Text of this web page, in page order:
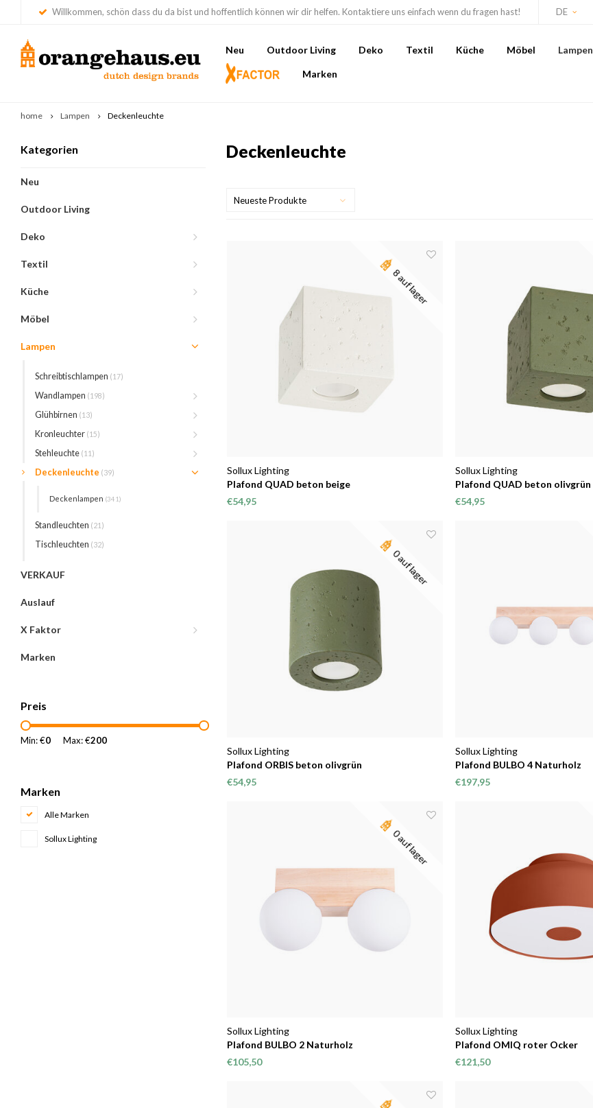
Willkommen, schön dass du da bist und hoffentlich können wir dir helfen. Kontaktiere uns einfach wenn du fragen hast! DE
Neu Outdoor Living Deko Textil Küche Möbel Lampen
Marken
home Lampen Deckenleuchte
Kategorien
Neu
Outdoor Living
Deko
Textil
Küche
Möbel
Lampen
Schreibtischlampen (17)
Wandlampen (198)
Glühbirnen (13)
Kronleuchter (15)
Stehleuchte (11)
Deckenleuchte (39)
Deckenlampen (341)
Standleuchten (21)
Tischleuchten (32)
VERKAUF
Auslauf
X Faktor
Marken
Preis
Min: €0 Max: €200
Marken
Alle Marken
Sollux Lighting
Deckenleuchte
Neueste Produkte
8 auf lager
Sollux Lighting
Plafond QUAD beton beige
€54,95
Sollux Lighting
Plafond QUAD beton olivgrün
€54,95
0 auf lager
Sollux Lighting
Plafond ORBIS beton olivgrün
€54,95
Sollux Lighting
Plafond BULBO 4 Naturholz
€197,95
0 auf lager
Sollux Lighting
Plafond BULBO 2 Naturholz
€105,50
Sollux Lighting
Plafond OMIQ roter Ocker
€121,50